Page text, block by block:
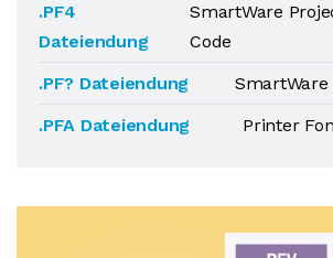
.PF4
Dateiendung
SmartWare
Code
.PF? Dateiendung
.PFA Dateiendung
Printer